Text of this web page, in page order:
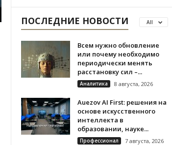
ПОСЛЕДНИЕ НОВОСТИ All
Всем нужно обновление
или почему необходимо
периодически менять
расстановку сил –...
Аналитика 8 августа, 2026
Auezov AI First: решения на
основе искусственного
интеллекта в
образовании, науке...
Профессионал 7 августа, 2026